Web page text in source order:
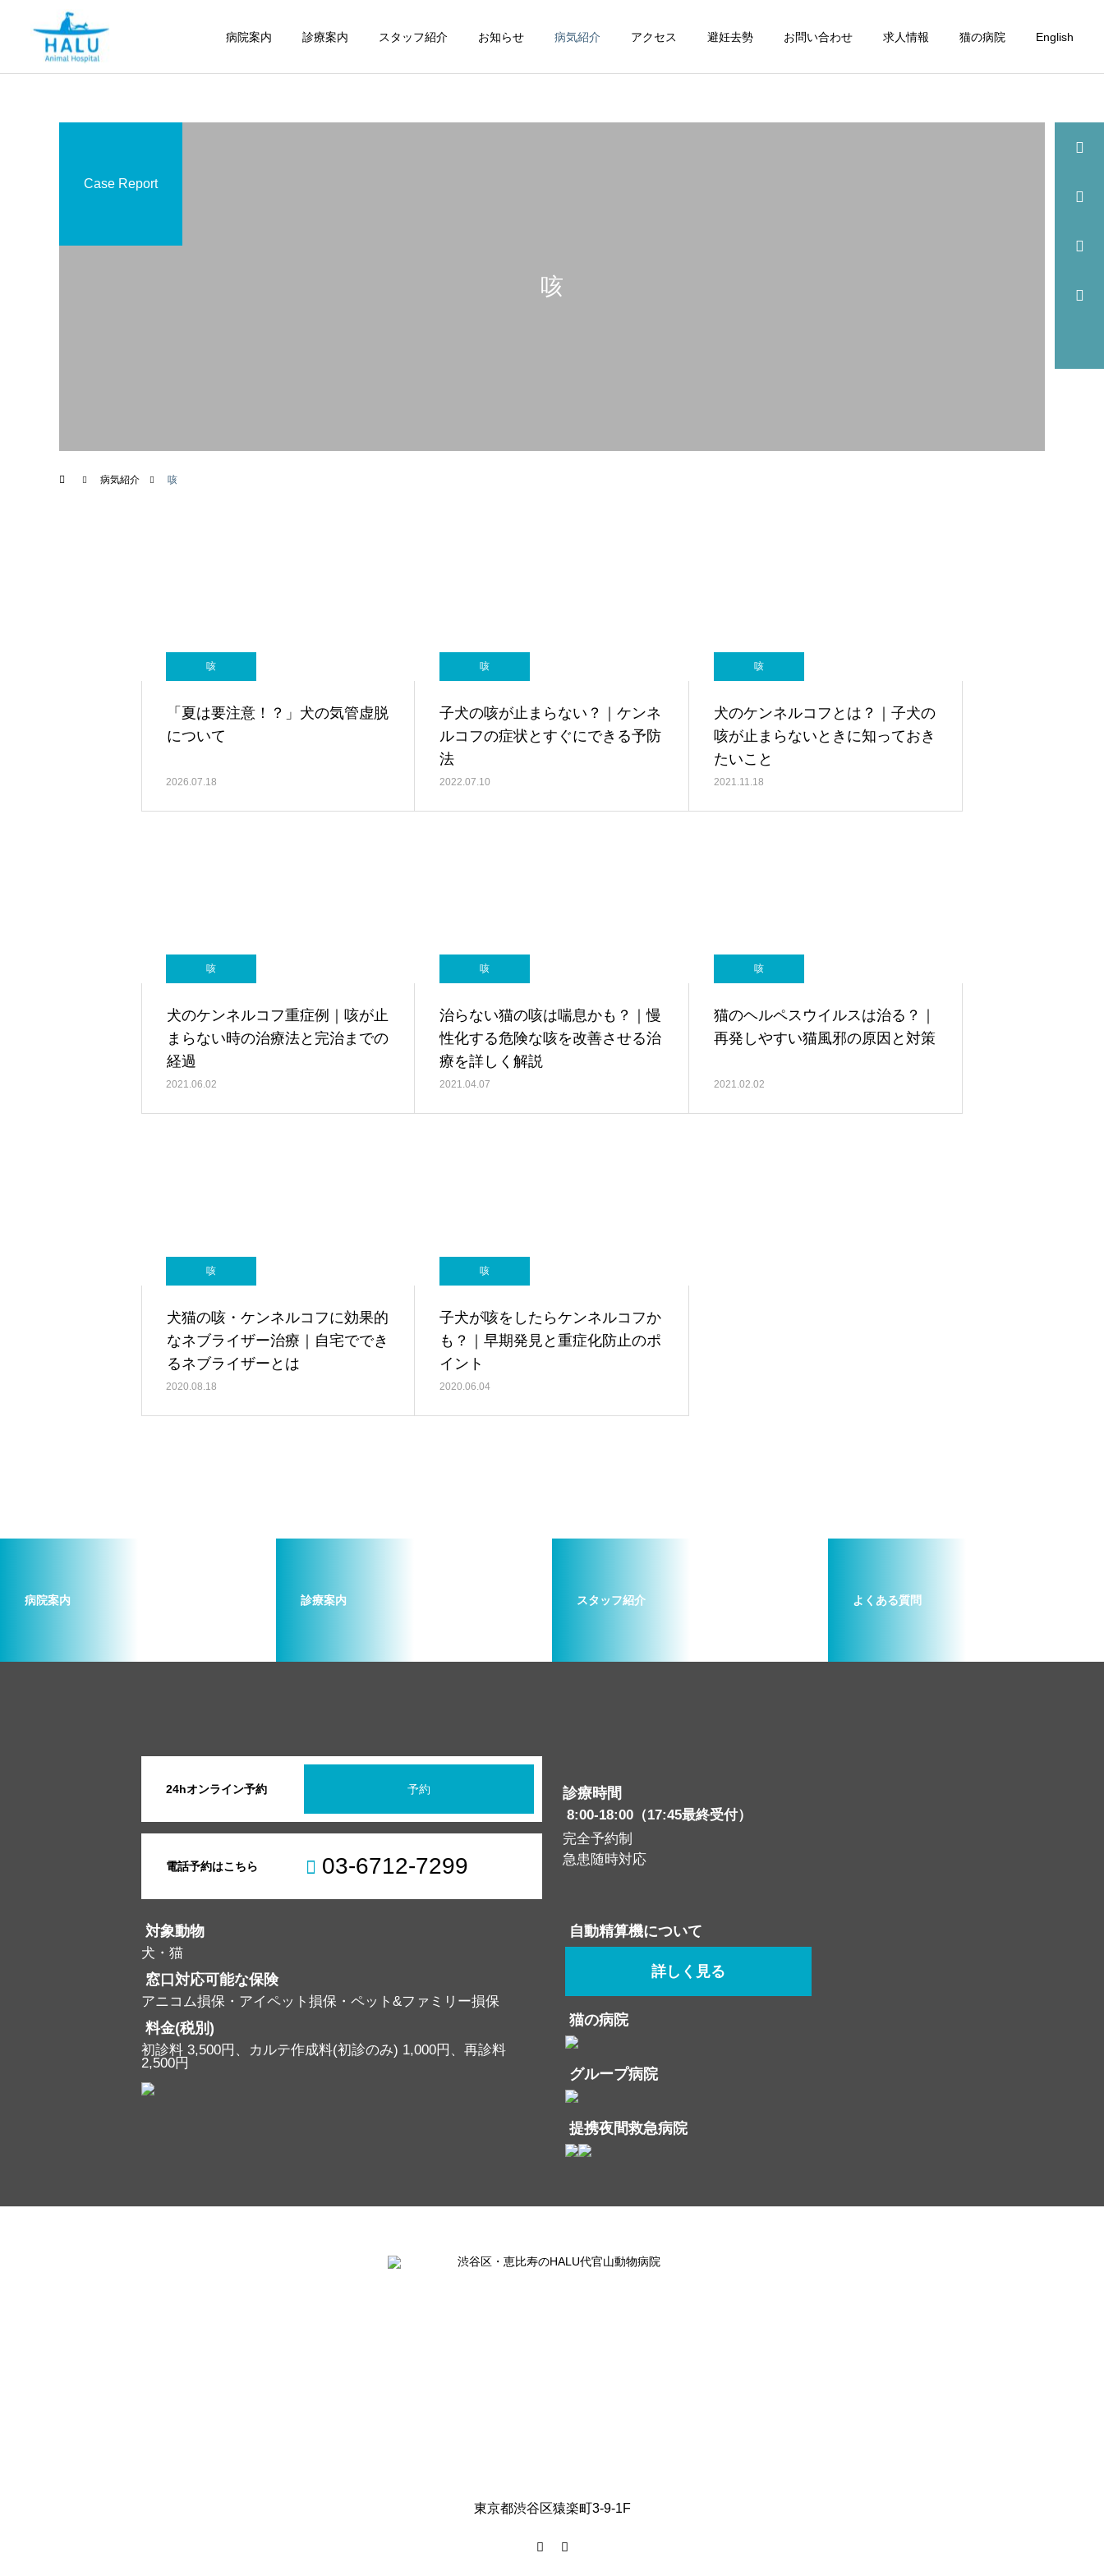
病院案内 診療案内 スタッフ紹介 お知らせ 病気紹介 アクセス 避妊去勢 お問い合わせ 求人情報 猫の病院 English
詳細を見る
咳
Case Report
病気紹介 咳
咳
「夏は要注意！？」犬の気管虚脱
について
2026.07.18
咳
子犬の咳が止まらない？｜ケンネ
ルコフの症状とすぐにできる予防
法
2022.07.10
咳
犬のケンネルコフとは？｜子犬の
咳が止まらないときに知っておき
たいこと
2021.11.18
咳
犬のケンネルコフ重症例｜咳が止
まらない時の治療法と完治までの
経過
2021.06.02
咳
治らない猫の咳は喘息かも？｜慢
性化する危険な咳を改善させる治
療を詳しく解説
2021.04.07
咳
猫のヘルペスウイルスは治る？｜
再発しやすい猫風邪の原因と対策
2021.02.02
咳
犬猫の咳・ケンネルコフに効果的
なネブライザー治療｜自宅ででき
るネブライザーとは
2020.08.18
咳
子犬が咳をしたらケンネルコフか
も？｜早期発見と重症化防止のポ
イント
2020.06.04
病院案内 診療案内 スタッフ紹介 よくある質問
24hオンライン予約 予約
電話予約はこちら 03-6712-7299
診療時間
8:00-18:00（17:45最終受付）
完全予約制
急患随時対応
対象動物
犬・猫
窓口対応可能な保険
アニコム損保・アイペット損保・ペット&ファミリー損保
料金(税別)
初診料 3,500円、カルテ作成料(初診のみ) 1,000円、再診料
2,500円
自動精算機について
詳しく見る
猫の病院
グループ病院
提携夜間救急病院
東京都渋谷区猿楽町3-9-1F